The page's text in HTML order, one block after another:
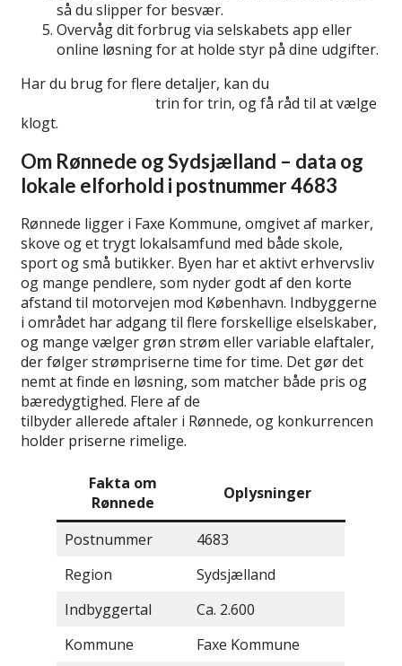
så du slipper for besvær.
Overvåg dit forbrug via selskabets app eller
online løsning for at holde styr på dine udgifter.
Har du brug for flere detaljer, kan du
trin for trin, og få råd til at vælge
klogt.
Om Rønnede og Sydsjælland – data og
lokale elforhold i postnummer 4683
Rønnede ligger i Faxe Kommune, omgivet af marker,
skove og et trygt lokalsamfund med både skole,
sport og små butikker. Byen har et aktivt erhvervsliv
og mange pendlere, som nyder godt af den korte
afstand til motorvejen mod København. Indbyggerne
i området har adgang til flere forskellige elselskaber,
og mange vælger grøn strøm eller variable elaftaler,
der følger strømpriserne time for time. Det gør det
nemt at finde en løsning, som matcher både pris og
bæredygtighed. Flere af de
tilbyder allerede aftaler i Rønnede, og konkurrencen
holder priserne rimelige.
Fakta om
Rønnede
Oplysninger
Postnummer
4683
Region
Sydsjælland
Indbyggertal
Ca. 2.600
Kommune
Faxe Kommune